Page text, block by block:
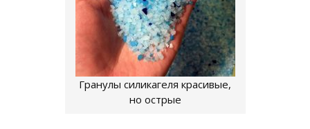
Гранулы силикагеля красивые,
но острые